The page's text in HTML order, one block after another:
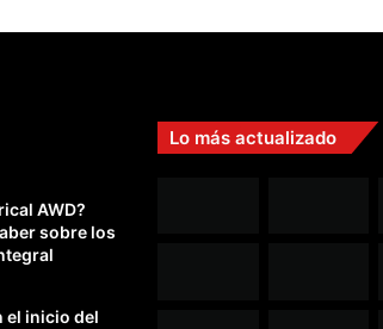
AWD?
sobre los
el inicio del
Lo más actualizado